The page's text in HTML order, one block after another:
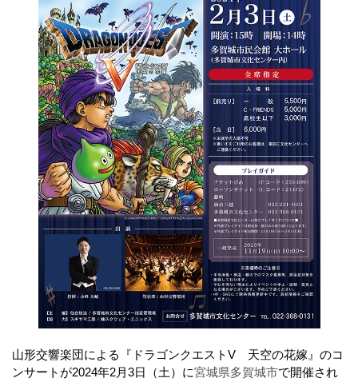
山形交響楽団による『ドラゴンクエストV 天空の花嫁』のコ
ンサートが2024年2月3日（土）に宮城県多賀城市で開催され